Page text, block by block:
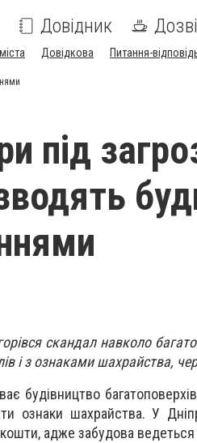
Довідник
Довідкова Питання-
під
скандал навколо
і з ознаками шахрайства,
будівництво
шахрайства. У
адже забудова